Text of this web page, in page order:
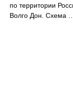
по территории
Волго Дон. Схема